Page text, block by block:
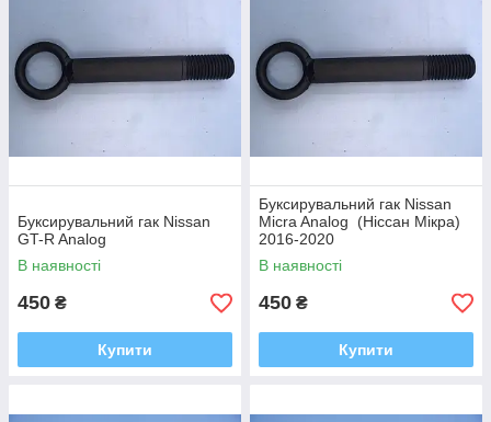
Буксирувальний гак Nissan
GT-R Analog
В наявності
450 ₴
Купити
Буксирувальний гак Nissan
Micra Analog (Ніссан Мікра)
2016-2020
В наявності
450 ₴
Купити